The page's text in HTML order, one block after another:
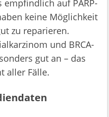
empfindlich auf PARP-
keine Möglichkeit
zu reparieren.
und BRCA-
gut an – das
aller Fälle.